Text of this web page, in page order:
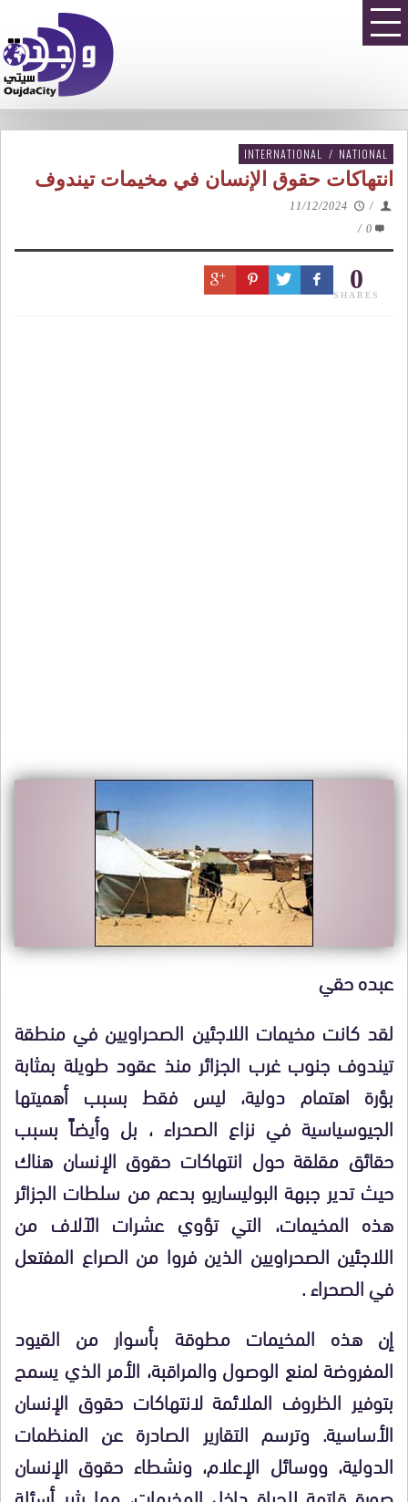
INTERNATIONAL / NATIONAL
انتهاكات حقوق الإنسان في مخيمات تيندوف
/
11/12/2024
0
/
0
SHARES
عبده حقي
لقد كانت مخيمات اللاجئين الصحراويين في منطقة
تيندوف جنوب غرب الجزائر منذ عقود طويلة بمثابة
بؤرة اهتمام دولية، ليس فقط بسبب أهميتها
الجيوسياسية في نزاع الصحراء ، بل وأيضاً بسبب
حقائق مقلقة حول انتهاكات حقوق الإنسان هناك
حيث تدير جبهة البوليساريو بدعم من سلطات الجزائر
هذه المخيمات، التي تؤوي عشرات الآلاف من
اللاجئين الصحراويين الذين فروا من الصراع المفتعل
في الصحراء .
إن هذه المخيمات مطوقة بأسوار من القيود
المفروضة لمنع الوصول والمراقبة، الأمر الذي يسمح
بتوفير الظروف الملائمة لانتهاكات حقوق الإنسان
الأساسية. وترسم التقارير الصادرة عن المنظمات
الدولية، ووسائل الإعلام، ونشطاء حقوق الإنسان